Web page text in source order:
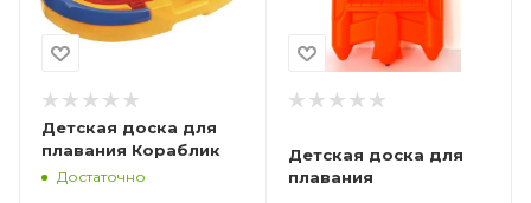
Детская доска для
плавания Кораблик
Достаточно
Детская доска для
плавания